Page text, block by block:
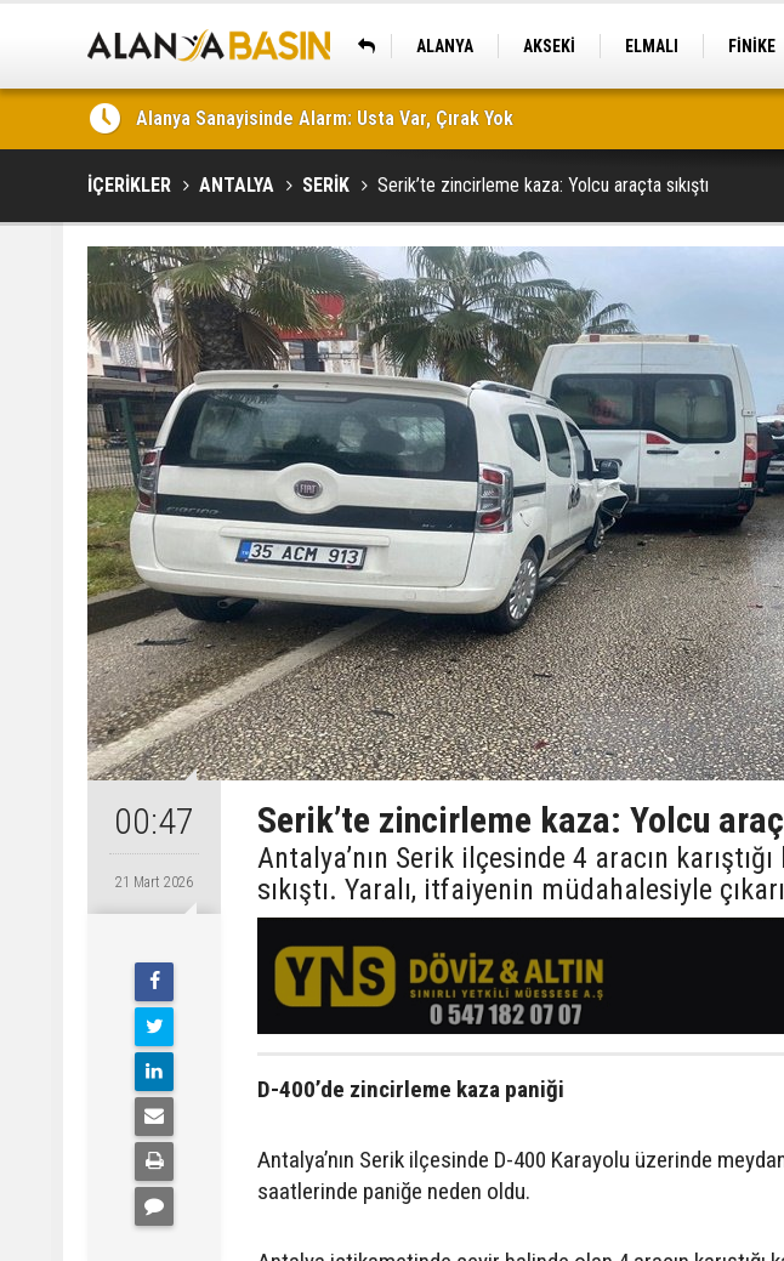
ALANYA AKSEKİ ELMALI FİNİKE
Yeni Parti Alanya'da Kurucu Yönetimini Açıkladı
İÇERİKLER ANTALYA SERİK Serik’te zincirleme kaza: Yolcu araçta sıkıştı
00:47
21 Mart 2026
Serik’te zincirleme kaza: Yolcu
Antalya’nın Serik ilçesinde 4 aracın
sıkıştı. Yaralı, itfaiyenin müdahalesiyle
D-400’de zincirleme kaza paniği
Antalya’nın Serik ilçesinde D-400 Karayolu üzerinde
saatlerinde paniğe neden oldu.